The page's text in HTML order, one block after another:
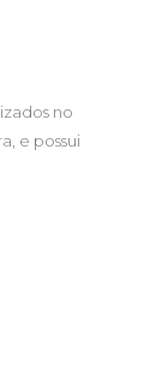
no
e possui